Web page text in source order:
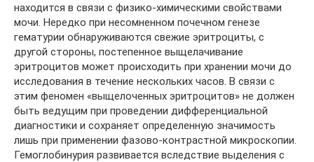
находится в связи с физико-химическими свойствами
мочи. Нередко при несомненном почечном генезе
гематурии обнаруживаются свежие эритроциты, с
другой стороны, постепенное выщелачивание
эритроцитов может происходить при хранении мочи до
исследования в течение нескольких часов. В связи с
этим феномен «выщелоченных эритроцитов» не должен
быть ведущим при проведении дифференциальной
диагностики и сохраняет определенную значимость
лишь при применении фазово-контрастной микроскопии.
Гемоглобинурия развивается вследствие выделения с